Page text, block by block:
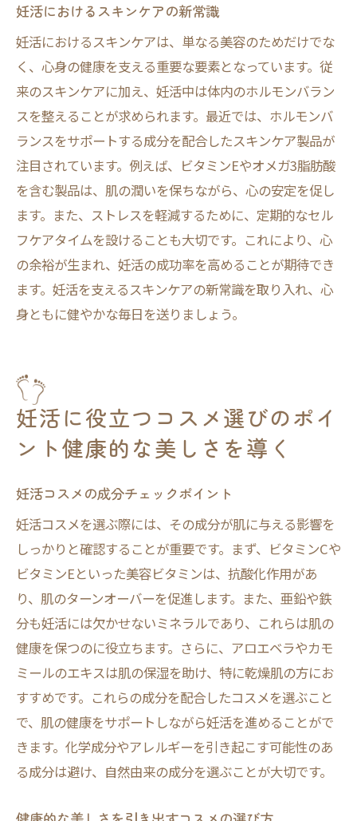
妊活におけるスキンケアの新常識
妊活におけるスキンケアは、単なる美容のためだけでな
く、心身の健康を支える重要な要素となっています。従
来のスキンケアに加え、妊活中は体内のホルモンバラン
スを整えることが求められます。最近では、ホルモンバ
ランスをサポートする成分を配合したスキンケア製品が
注目されています。例えば、ビタミンEやオメガ3脂肪酸
を含む製品は、肌の潤いを保ちながら、心の安定を促し
ます。また、ストレスを軽減するために、定期的なセル
フケアタイムを設けることも大切です。これにより、心
の余裕が生まれ、妊活の成功率を高めることが期待でき
ます。妊活を支えるスキンケアの新常識を取り入れ、心
身ともに健やかな毎日を送りましょう。
妊活に役立つコスメ選びのポイ
ント健康的な美しさを導く
妊活コスメの成分チェックポイント
妊活コスメを選ぶ際には、その成分が肌に与える影響を
しっかりと確認することが重要です。まず、ビタミンCや
ビタミンEといった美容ビタミンは、抗酸化作用があ
り、肌のターンオーバーを促進します。また、亜鉛や鉄
分も妊活には欠かせないミネラルであり、これらは肌の
健康を保つのに役立ちます。さらに、アロエベラやカモ
ミールのエキスは肌の保湿を助け、特に乾燥肌の方にお
すすめです。これらの成分を配合したコスメを選ぶこと
で、肌の健康をサポートしながら妊活を進めることがで
きます。化学成分やアレルギーを引き起こす可能性のあ
る成分は避け、自然由来の成分を選ぶことが大切です。